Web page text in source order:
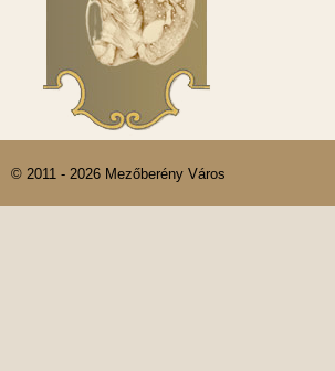
© 2011 - 2026 Mezőberény Város